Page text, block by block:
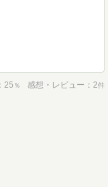
25 ％ 感想・レビュー 2件